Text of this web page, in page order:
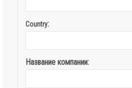
Country:
Название компании: